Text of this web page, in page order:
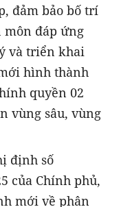
đảm bảo bố trí
môn đáp ứng
và triển khai
hình thành
quyền 02
vùng sâu, vùng
định số
của Chính phủ,
mới về phân